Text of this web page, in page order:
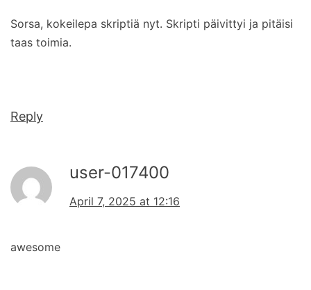
Sorsa, kokeilepa skriptiä nyt. Skripti päivittyi ja pitäisi
taas toimia.
Reply
user-017400
April 7, 2025 at 12:16
awesome